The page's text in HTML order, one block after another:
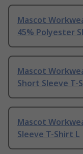
Mascot
45% Polyester
Mascot
Short Sleeve T-
Mascot
Sleeve T-Shirt L